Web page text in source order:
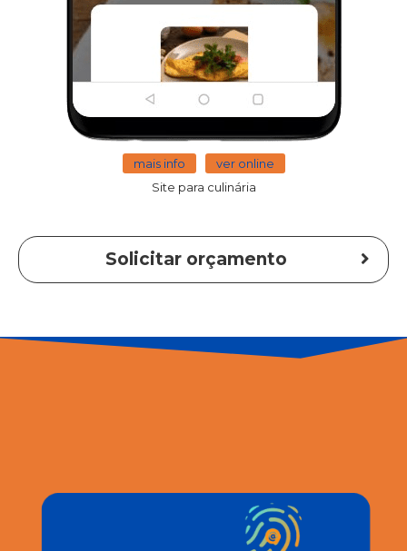
mais info
ver online
Site para culinária
Solicitar orçamento